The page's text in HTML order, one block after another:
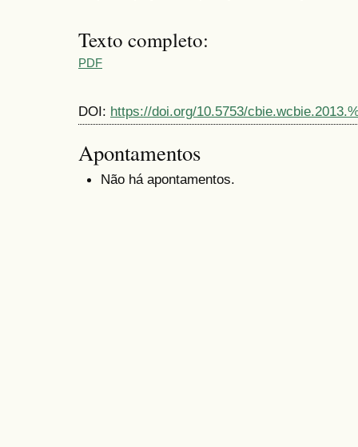
Texto completo:
PDF
DOI: https://doi.org/10.5753/
Apontamentos
Não há apontamentos.